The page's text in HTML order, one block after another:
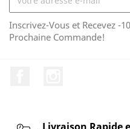
Inscrivez-Vous et Recevez -
Prochaine Commande!